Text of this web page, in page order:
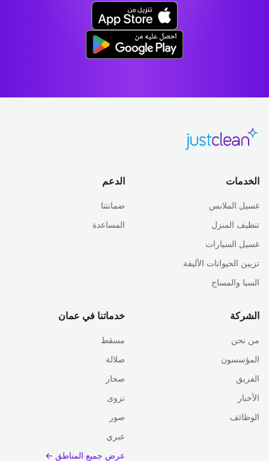
الخدمات
غسيل الملابس
تنظيف المنزل
غسيل السيارات
تزيين الحيوانات الأليفة
السبا والمساج
الدعم
ضمانتنا
المساعدة
الشركة
من نحن
المؤسسون
الفريق
الأخبار
الوظائف
خدماتنا في عمان
مسقط
صلالة
صحار
نزوى
صور
عبري
عرض جميع المناطق ←